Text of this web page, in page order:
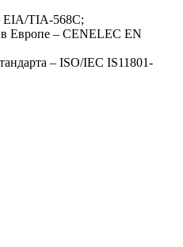
EIA/TIA-568С;
Европе – CENELEC EN
– ISO/IEC IS11801-